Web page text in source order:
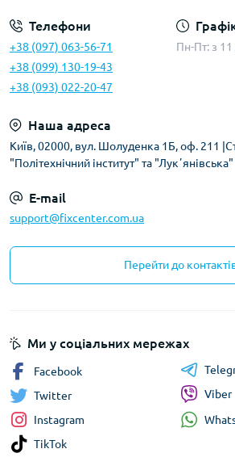
Телефони
+38 (097) 063-56-71
+38 (099) 130-19-43
+38 (093) 022-20-47
Пн-Пт: з 11
Наша адреса
Київ, 02000, вул. Шолуденка 1Б, оф. 211
"Політехнічний інститут" та "Лукʼянівська"
E-mail
support@fixcenter.com.ua
Перейти до
Ми у соціальних мережах
Facebook
Twitter
Instagram
TikTok
Viber